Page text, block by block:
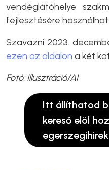
vendéglátóhelye
fejlesztésére
Szavazni 2023.
ezen az oldalon a két
Fotó: Illusztráció/AI
Itt állíthatod
kereső elöl